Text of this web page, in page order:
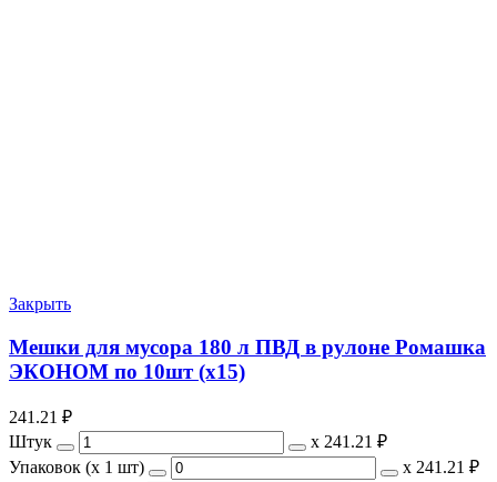
Закрыть
Мешки для мусора 180 л ПВД в рулоне Ромашка
ЭКОНОМ по 10шт (х15)
241.21 ₽
Штук
х 241.21 ₽
Упаковок (x 1 шт)
х 241.21 ₽